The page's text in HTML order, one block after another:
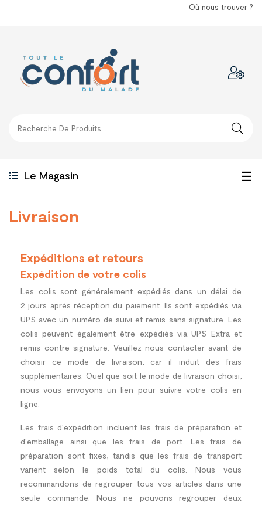
Où nous trouver ?
Le Magasin ☰
Livraison
Expéditions et retours
Expédition de votre colis
Les colis sont généralement expédiés dans un délai de
2 jours après réception du paiement. Ils sont expédiés via
UPS avec un numéro de suivi et remis sans signature. Les
colis peuvent également être expédiés via UPS Extra et
remis contre signature. Veuillez nous contacter avant de
choisir ce mode de livraison, car il induit des frais
supplémentaires. Quel que soit le mode de livraison choisi,
nous vous envoyons un lien pour suivre votre colis en
ligne.
Les frais d'expédition incluent les frais de préparation et
d'emballage ainsi que les frais de port. Les frais de
préparation sont fixes, tandis que les frais de transport
varient selon le poids total du colis. Nous vous
recommandons de regrouper tous vos articles dans une
seule commande. Nous ne pouvons regrouper deux